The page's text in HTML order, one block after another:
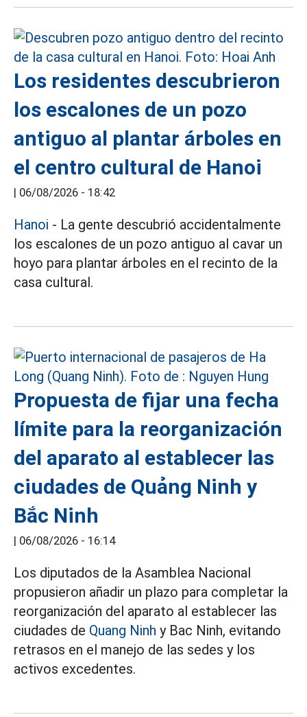
Los residentes descubrieron
los escalones de un pozo
antiguo al plantar árboles en
el centro cultural de Hanoi
| 06/08/2026 - 18:42
Hanoi - La gente descubrió accidentalmente
los escalones de un pozo antiguo al cavar un
hoyo para plantar árboles en el recinto de la
casa cultural.
Propuesta de fijar una fecha
límite para la reorganización
del aparato al establecer las
ciudades de Quảng Ninh y
Bắc Ninh
| 06/08/2026 - 16:14
Los diputados de la Asamblea Nacional
propusieron añadir un plazo para completar la
reorganización del aparato al establecer las
ciudades de Quang Ninh y Bac Ninh, evitando
retrasos en el manejo de las sedes y los
activos excedentes.